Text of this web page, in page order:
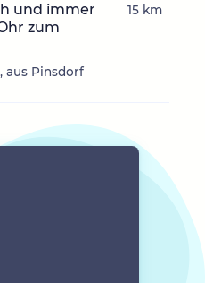
und immer
zum
aus Pinsdorf
15 km